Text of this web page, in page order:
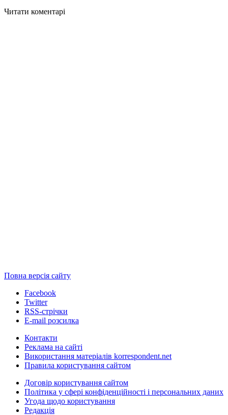
Читати коментарі
Повна версія сайту
Facebook
Twitter
RSS-стрічки
E-mail розсилка
Контакти
Реклама на сайті
Використання матеріалів korrespondent.net
Правила користування сайтом
Договір користування сайтом
Політика у сфері конфіденційності і персональних даних
Угода щодо користування
Редакція